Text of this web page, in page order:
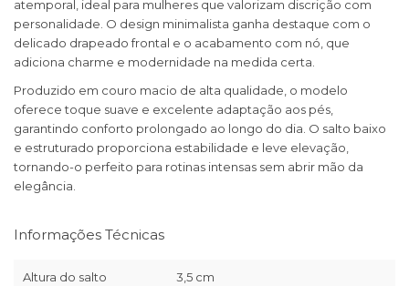
atemporal, ideal para mulheres que valorizam discrição com
personalidade. O design minimalista ganha destaque com o
delicado drapeado frontal e o acabamento com nó, que
adiciona charme e modernidade na medida certa.
Produzido em couro macio de alta qualidade, o modelo
oferece toque suave e excelente adaptação aos pés,
garantindo conforto prolongado ao longo do dia. O salto baixo
e estruturado proporciona estabilidade e leve elevação,
tornando-o perfeito para rotinas intensas sem abrir mão da
elegância.
Informações Técnicas
Altura do salto 3,5 cm